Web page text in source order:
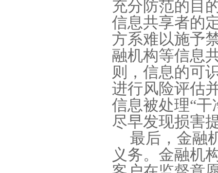
充分防范的目
信息共享者的
方系难以施予
融机构等信息
则，信息的可
进行风险评估
信息被处理“干
尽早发现损害
最后，金融
义务。金融机